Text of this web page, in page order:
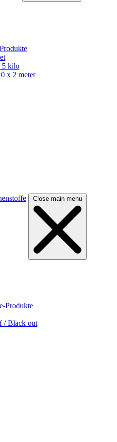
5 kilo
x 2 meter
Close main menu
Produkte
/ Black out